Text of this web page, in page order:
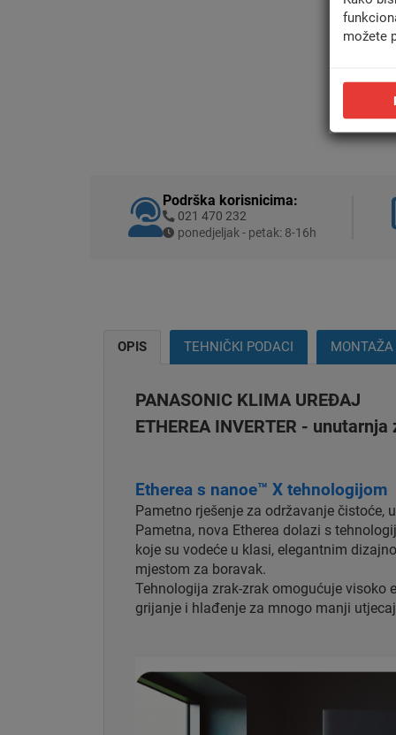
Podrška korisnicima:
021 470 232
ponedjeljak - petak: 8-16h
OPIS TEHNIČKI PODACI MONTAŽA
PANASONIC KLIMA UREĐAJ
ETHEREA INVERTER -
Etherea s nanoe™ X tehnologijom
Pametno rješenje za održavanje
Pametna, nova Etherea dolazi s
koje su vodeće u klasi, elegantnim
mjestom za boravak.
Tehnologija zrak-zrak omogućuje visoko
grijanje i hlađenje za mnogo manji
možete